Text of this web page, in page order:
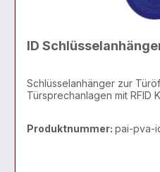
ID
Schlüsselanhänger zur
Türsprechanlagen mit RFID
Produktnummer: pai-pva-